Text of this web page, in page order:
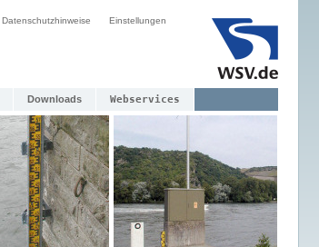
Datenschutzhinweise Einstellungen
Downloads Webservices